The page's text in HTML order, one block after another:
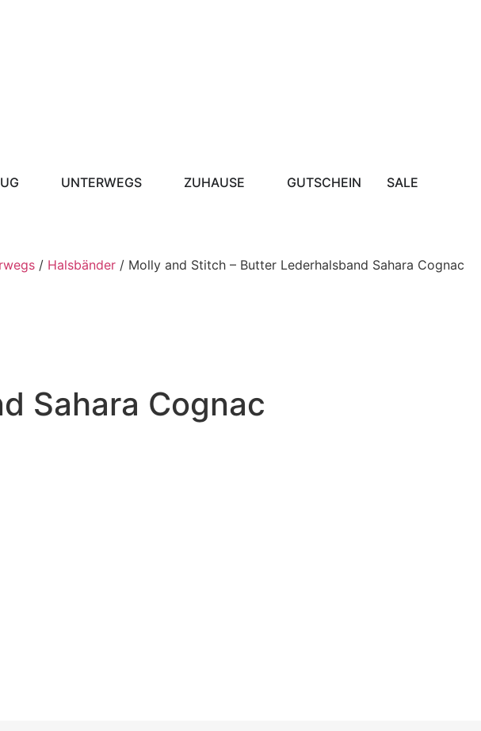
UNTERWEGS ZUHAUSE GUTSCHEIN SALE
/ Halsbänder / Molly and Stitch – Butter Lederhalsband Sahara Cognac
Sahara Cognac